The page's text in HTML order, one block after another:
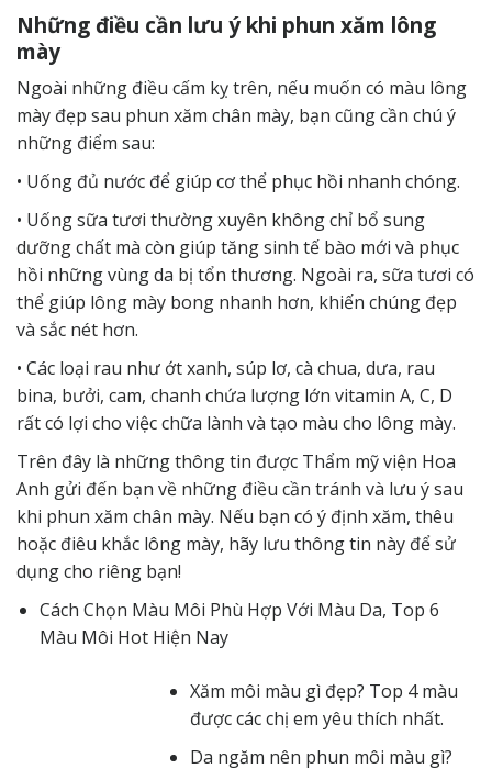
Những điều cần lưu ý khi phun xăm lông
mày
Ngoài những điều cấm kỵ trên, nếu muốn có màu lông
mày đẹp sau phun xăm chân mày, bạn cũng cần chú ý
những điểm sau:
• Uống đủ nước để giúp cơ thể phục hồi nhanh chóng.
• Uống sữa tươi thường xuyên không chỉ bổ sung
dưỡng chất mà còn giúp tăng sinh tế bào mới và phục
hồi những vùng da bị tổn thương. Ngoài ra, sữa tươi có
thể giúp lông mày bong nhanh hơn, khiến chúng đẹp
và sắc nét hơn.
• Các loại rau như ớt xanh, súp lơ, cà chua, dưa, rau
bina, bưởi, cam, chanh chứa lượng lớn vitamin A, C, D
rất có lợi cho việc chữa lành và tạo màu cho lông mày.
Trên đây là những thông tin được Thẩm mỹ viện Hoa
Anh gửi đến bạn về những điều cần tránh và lưu ý sau
khi phun xăm chân mày. Nếu bạn có ý định xăm, thêu
hoặc điêu khắc lông mày, hãy lưu thông tin này để sử
dụng cho riêng bạn!
Cách Chọn Màu Môi Phù Hợp Với Màu Da, Top 6
Màu Môi Hot Hiện Nay
Xăm môi màu gì đẹp? Top 4 màu
được các chị em yêu thích nhất.
Da ngăm nên phun môi màu gì?